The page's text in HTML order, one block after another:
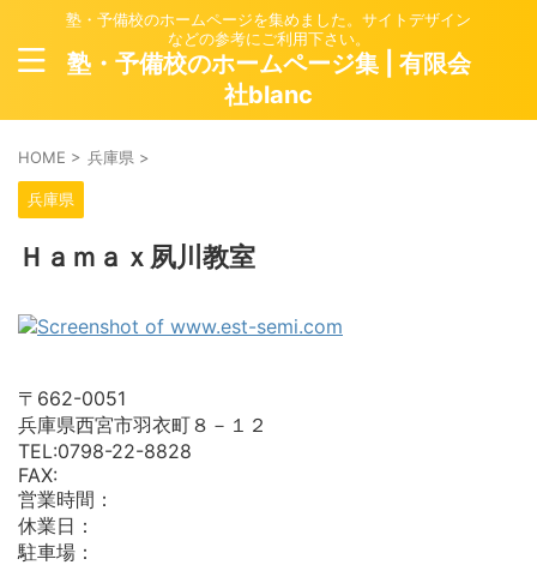
塾・予備校のホームページを集めました。サイトデザイン
などの参考にご利用下さい。
塾・予備校のホームページ集 | 有限会
社blanc
HOME > 兵庫県 >
兵庫県
Ｈａｍａｘ夙川教室
〒662-0051
兵庫県西宮市羽衣町８－１２
TEL:0798-22-8828
FAX:
営業時間：
休業日：
駐車場：